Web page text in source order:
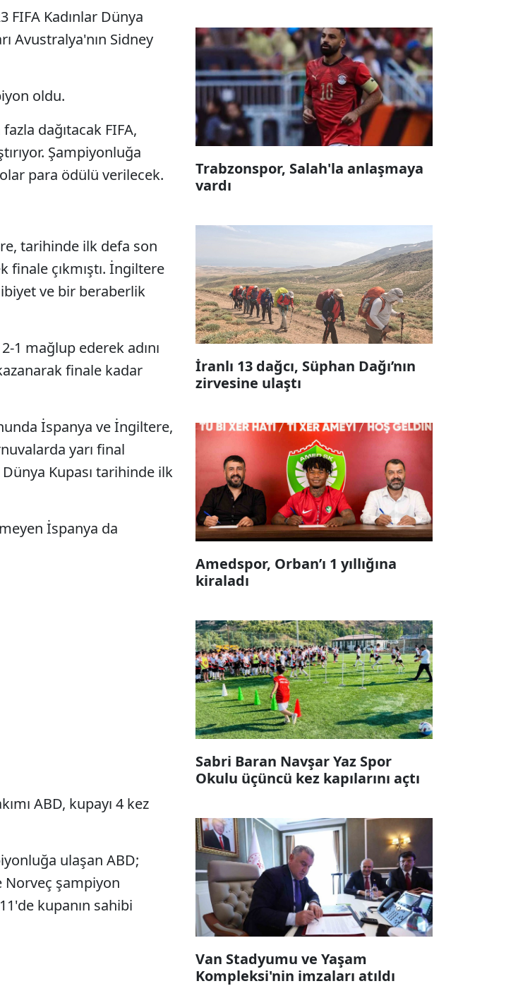
FIFA Kadınlar Dünya
Avustralya'nın Sidney
oldu.
dağıtacak FIFA,
Şampiyonluğa
para ödülü verilecek.
tarihinde ilk defa son
finale çıkmıştı. İngiltere
ve bir beraberlik
1 mağlup ederek adını
finale kadar
İspanya ve İngiltere,
yarı final
Kupası tarihinde ilk
İspanya da
ABD, kupayı 4 kez
ulaşan ABD;
Norveç şampiyon
kupanın sahibi
Trabzonspor, Salah'la anlaşmaya
vardı
İranlı 13 dağcı, Süphan Dağı’nın
zirvesine ulaştı
Amedspor, Orban’ı 1 yıllığına
kiraladı
Sabri Baran Navşar Yaz Spor
Okulu üçüncü kez kapılarını açtı
Van Stadyumu ve Yaşam
Kompleksi'nin imzaları atıldı